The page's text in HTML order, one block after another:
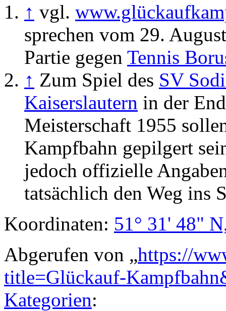
↑ vgl.
sprechen vom 29.
Partie gegen Tennis
↑ Zum Spiel des SV
Kaiserslautern in der
Meisterschaft 1955
Kampfbahn gepilgert
jedoch offizielle
tatsächlich den Weg ins
Koordinaten: 51° 31' 48"
Abgerufen von „https://
title=Glückauf-
Kategorien: